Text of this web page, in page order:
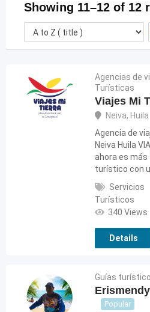
Showing 11–12 of 12
Agencias de
Turísticas
Viajes Mi
Neiva, Huila
Agencia de
Neiva Huila
ahora es más
turístico con
Servicios
Turísticos
340 Views
Details
Guías
Popular